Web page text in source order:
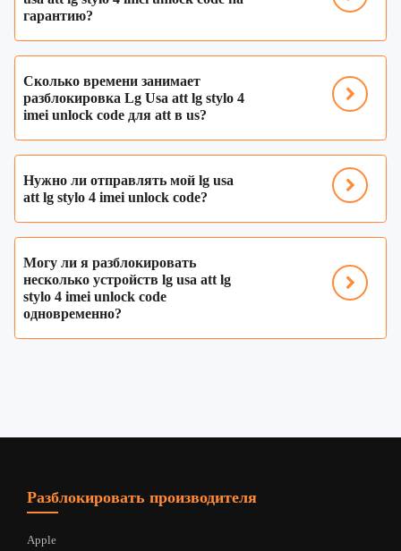
гарантию?
Сколько времени занимает
разблокировка Lg Usa att lg stylo 4
imei unlock code для att в us?
Нужно ли отправлять мой lg usa
att lg stylo 4 imei unlock code?
Могу ли я разблокировать
несколько устройств lg usa att lg
stylo 4 imei unlock code
одновременно?
Разблокировать производителя
Apple